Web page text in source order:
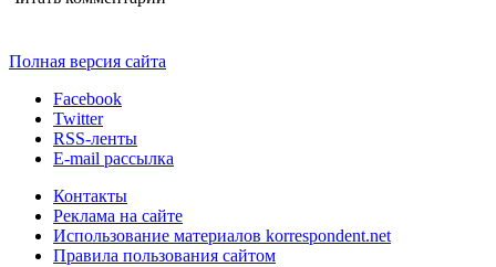
Полная версия сайта
Facebook
Twitter
RSS-ленты
E-mail рассылка
Контакты
Реклама на сайте
Использование материалов korrespondent.net
Правила пользования сайтом